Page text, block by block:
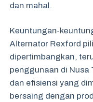
dan mahal.
Keuntungan-
Alternator Rexford
dipertimbangkan,
penggunaan di Nusa
dan efisiensi yang
bersaing dengan